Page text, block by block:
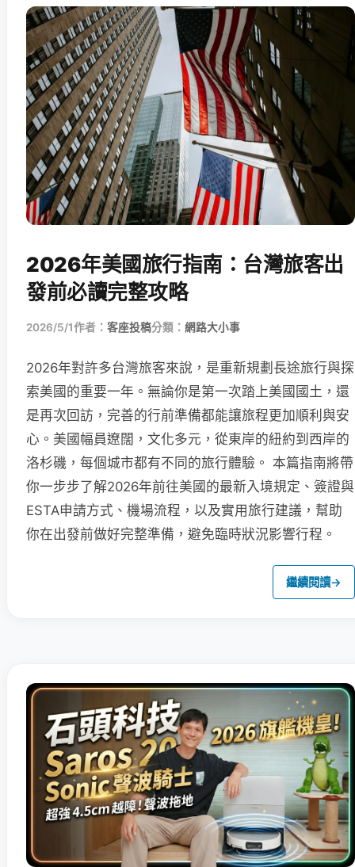
2026年美國旅行指南：台灣旅客出
發前必讀完整攻略
2026/5/1作者： 客座投稿分類： 網路大小事
2026年對許多台灣旅客來說，是重新規劃長途旅行與探
索美國的重要一年。無論你是第一次踏上美國國土，還
是再次回訪，完善的行前準備都能讓旅程更加順利與安
心。美國幅員遼闊，文化多元，從東岸的紐約到西岸的
洛杉磯，每個城市都有不同的旅行體驗。 本篇指南將帶
你一步步了解2026年前往美國的最新入境規定、簽證與
ESTA申請方式、機場流程，以及實用旅行建議，幫助
你在出發前做好完整準備，避免臨時狀況影響行程。
繼續閱讀→